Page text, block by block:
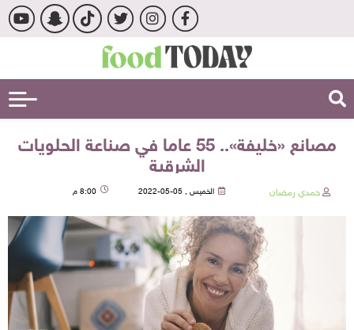
مصانع «خليفة».. 55 عاما في صناعة الحلويات
الشرقية
حمدي رمضان الخميس , 05-05-2022 8:00 م